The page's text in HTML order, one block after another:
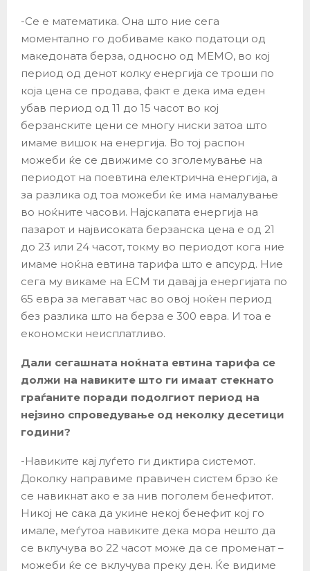
-Се е математика. Она што ние сега
моментално го добиваме како податоци од
македоната берза, односно од МЕМО, во кој
период од денот колку енергија се троши по
која цена се продава, факт е дека има еден
убав период од 11 до 15 часот во кој
берзанските цени се многу ниски затоа што
имаме вишок на енергија. Во тој распон
можеби ќе се движиме со зголемување на
периодот на поевтина електрична енергија, а
за разлика од тоа можеби ќе има намалување
во ноќните часови. Најскапата енергија на
пазарот и највисоката берзанска цена е од 21
до 23 или 24 часот, токму во периодот кога ние
имаме ноќна евтина тарифа што е апсурд. Ние
сега му викаме на ЕСМ ти давај ја енергијата по
65 евра за мегават час во овој ноќен период
без разлика што на берза е 300 евра. И тоа е
економски неисплатливо.
Дали сегашната ноќната евтина тарифа се
должи на навиките што ги имаат стекнато
граѓаните поради подолгиот период на
нејзино спроведување од неколку десетици
години?
-Навиките кај луѓето ги диктира системот.
Доколку направиме правичен систем брзо ќе
се навикнат ако е за нив поголем бенефитот.
Никој не сака да укине некој бенефит кој го
имале, меѓутоа навиките дека мора нешто да
се вклучува во 22 часот може да се променат –
можеби ќе се вклучува преку ден. Ќе видиме